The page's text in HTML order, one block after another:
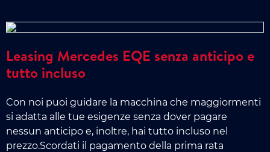
Leasing Mercedes EQE senza anticipo e
tutto incluso
Con noi puoi guidare la macchina che maggiormenti
si adatta alle tue esigenze senza dover pagare
nessun anticipo e, inoltre, hai tutto incluso nel
prezzo.Scordati il pagamento della prima rata